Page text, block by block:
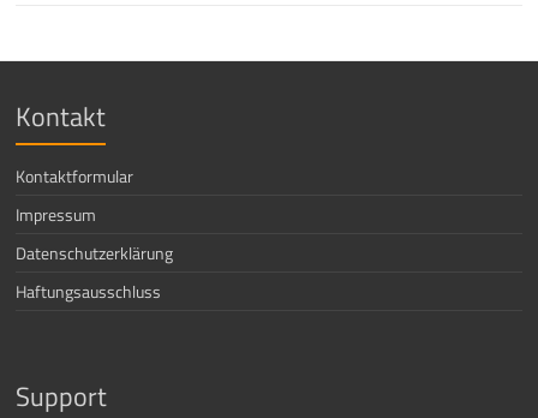
Kontakt
Kontaktformular
Impressum
Datenschutzerklärung
Haftungsausschluss
Support